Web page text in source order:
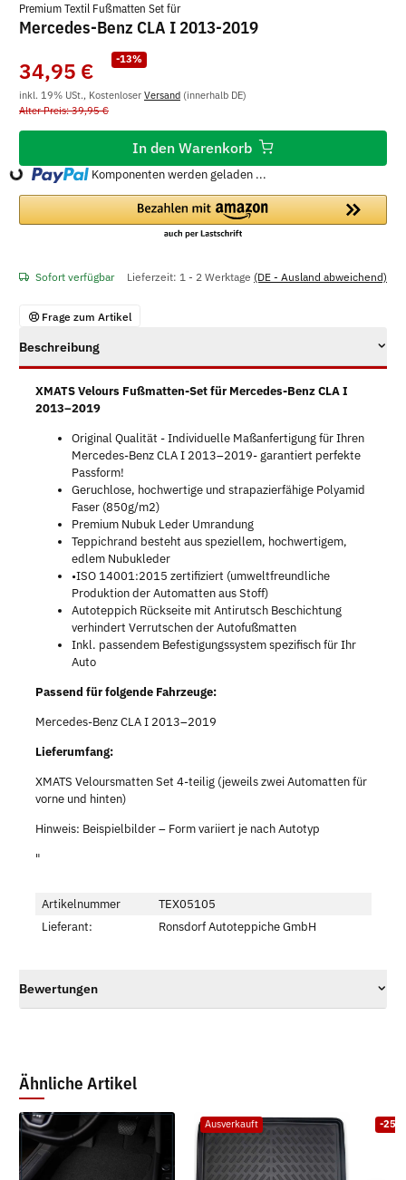
Premium Textil Fußmatten Set für
Mercedes-Benz CLA I 2013-2019
-13%
34,95 €
inkl. 19% USt., Kostenloser Versand (innerhalb DE)
Alter Preis: 39,95 €
In den Warenkorb
Loading... Komponenten werden geladen ...
Sofort verfügbar Lieferzeit: 1 - 2 Werktage (DE - Ausland abweichend)
Frage zum Artikel
Beschreibung
XMATS Velours Fußmatten-Set für Mercedes-Benz CLA I
2013–2019
Original Qualität - Individuelle Maßanfertigung für Ihren
Mercedes-Benz CLA I 2013–2019- garantiert perfekte
Passform!
Geruchlose, hochwertige und strapazierfähige Polyamid
Faser (850g/m2)
Premium Nubuk Leder Umrandung
Teppichrand besteht aus speziellem, hochwertigem,
edlem Nubukleder
•ISO 14001:2015 zertifiziert (umweltfreundliche
Produktion der Automatten aus Stoff)
Autoteppich Rückseite mit Antirutsch Beschichtung
verhindert Verrutschen der Autofußmatten
Inkl. passendem Befestigungssystem spezifisch für Ihr
Auto
Passend für folgende Fahrzeuge:
Mercedes-Benz CLA I 2013–2019
Lieferumfang:
XMATS Veloursmatten Set 4-teilig (jeweils zwei Automatten für
vorne und hinten)
Hinweis: Beispielbilder – Form variiert je nach Autotyp
"
Artikelnummer
TEX05105
Lieferant:
Ronsdorf Autoteppiche GmbH
Bewertungen
Ähnliche Artikel
Ausverkauft -25%